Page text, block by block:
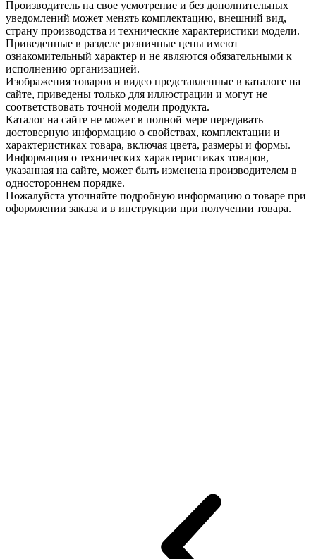
Производитель на свое усмотрение и без дополнительных
уведомлений может менять комплектацию, внешний вид,
страну производства и технические характеристики модели.
Приведенные в разделе розничные цены имеют
ознакомительный характер и не являются обязательными к
исполнению организацией.
Изображения товаров и видео представленные в каталоге на
сайте, приведены только для иллюстрации и могут не
соответствовать точной модели продукта.
Каталог на сайте не может в полной мере передавать
достоверную информацию о свойствах, комплектации и
характеристиках товара, включая цвета, размеры и формы.
Информация о технических характеристиках товаров,
указанная на сайте, может быть изменена производителем в
одностороннем порядке.
Пожалуйста уточняйте подробную информацию о товаре при
оформлении заказа и в инструкции при получении товара.